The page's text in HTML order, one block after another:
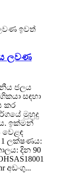
ලවණ
ජලය
සඳහා
කර
මුහුදු
ඉක්මන්
1 ලක්ෂණය:
දින 90
අඩංගු...